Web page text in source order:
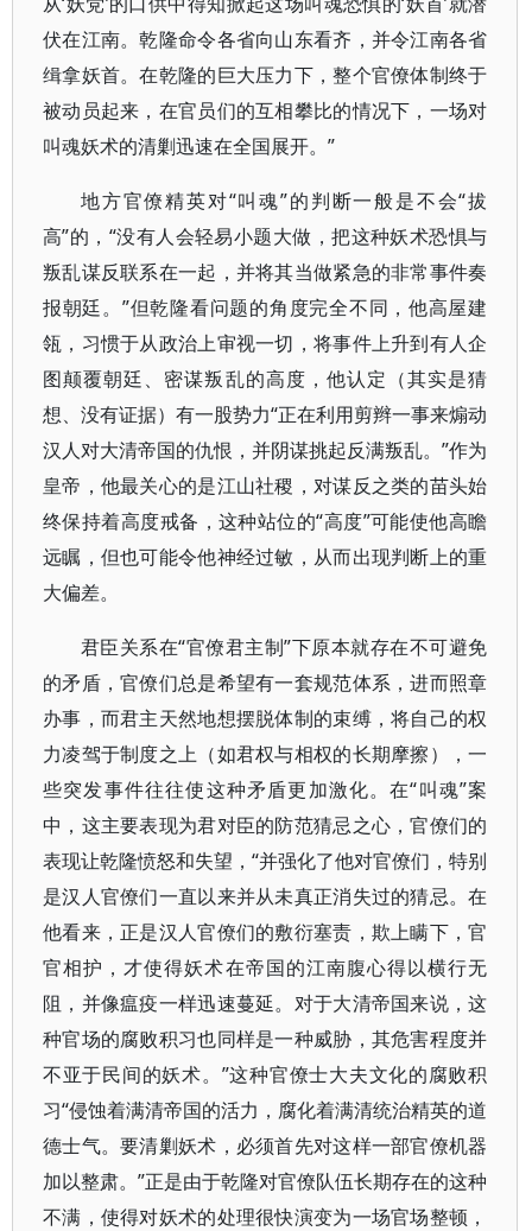
伏在江南。乾隆命令各省向山东看齐，并令江南各省
缉拿妖首。在乾隆的巨大压力下，整个官僚体制终于
被动员起来，在官员们的互相攀比的情况下，一场对
叫魂妖术的清剿迅速在全国展开。”
地方官僚精英对“叫魂”的判断一般是不会“拔
高”的，“没有人会轻易小题大做，把这种妖术恐惧与
叛乱谋反联系在一起，并将其当做紧急的非常事件奏
报朝廷。”但乾隆看问题的角度完全不同，他高屋建
瓴，习惯于从政治上审视一切，将事件上升到有人企
图颠覆朝廷、密谋叛乱的高度，他认定（其实是猜
想、没有证据）有一股势力“正在利用剪辫一事来煽动
汉人对大清帝国的仇恨，并阴谋挑起反满叛乱。”作为
皇帝，他最关心的是江山社稷，对谋反之类的苗头始
终保持着高度戒备，这种站位的“高度”可能使他高瞻
远瞩，但也可能令他神经过敏，从而出现判断上的重
大偏差。
君臣关系在“官僚君主制”下原本就存在不可避免
的矛盾，官僚们总是希望有一套规范体系，进而照章
办事，而君主天然地想摆脱体制的束缚，将自己的权
力凌驾于制度之上（如君权与相权的长期摩擦），一
些突发事件往往使这种矛盾更加激化。在“叫魂”案
中，这主要表现为君对臣的防范猜忌之心，官僚们的
表现让乾隆愤怒和失望，“并强化了他对官僚们，特别
是汉人官僚们一直以来并从未真正消失过的猜忌。在
他看来，正是汉人官僚们的敷衍塞责，欺上瞒下，官
官相护，才使得妖术在帝国的江南腹心得以横行无
阻，并像瘟疫一样迅速蔓延。对于大清帝国来说，这
种官场的腐败积习也同样是一种威胁，其危害程度并
不亚于民间的妖术。”这种官僚士大夫文化的腐败积
习“侵蚀着满清帝国的活力，腐化着满清统治精英的道
德士气。要清剿妖术，必须首先对这样一部官僚机器
加以整肃。”正是由于乾隆对官僚队伍长期存在的这种
不满，使得对妖术的处理很快演变为一场官场整顿，